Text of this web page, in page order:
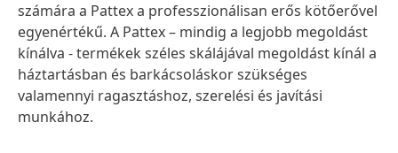
számára a Pattex a professzionálisan erős kötőerővel
egyenértékű. A Pattex – mindig a legjobb megoldást
kínálva - termékek széles skálájával megoldást kínál a
háztartásban és barkácsoláskor szükséges
valamennyi ragasztáshoz, szerelési és javítási
munkához.